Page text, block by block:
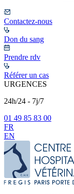
Contactez-nous
Don du sang
Prendre rdv
Référer un cas
URGENCES
24h/24 - 7j/7
01 49 85 83 00
FR
EN